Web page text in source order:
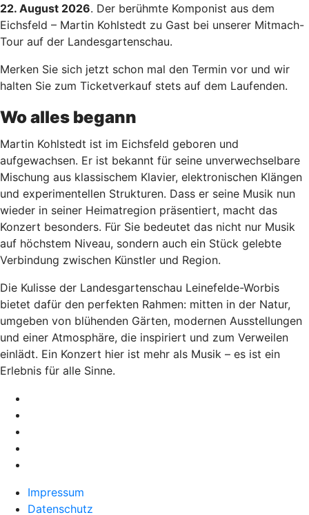
22. August 2026. Der berühmte Komponist aus dem
Eichsfeld – Martin Kohlstedt zu Gast bei unserer Mitmach-
Tour auf der Landesgartenschau.
Merken Sie sich jetzt schon mal den Termin vor und wir
halten Sie zum Ticketverkauf stets auf dem Laufenden.
Wo alles begann
Martin Kohlstedt ist im Eichsfeld geboren und
aufgewachsen. Er ist bekannt für seine unverwechselbare
Mischung aus klassischem Klavier, elektronischen Klängen
und experimentellen Strukturen. Dass er seine Musik nun
wieder in seiner Heimatregion präsentiert, macht das
Konzert besonders. Für Sie bedeutet das nicht nur Musik
auf höchstem Niveau, sondern auch ein Stück gelebte
Verbindung zwischen Künstler und Region.
Die Kulisse der Landesgartenschau Leinefelde-Worbis
bietet dafür den perfekten Rahmen: mitten in der Natur,
umgeben von blühenden Gärten, modernen Ausstellungen
und einer Atmosphäre, die inspiriert und zum Verweilen
einlädt. Ein Konzert hier ist mehr als Musik – es ist ein
Erlebnis für alle Sinne.
Impressum
Datenschutz